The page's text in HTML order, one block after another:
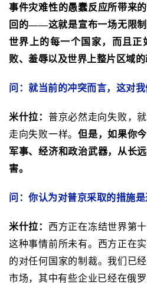
事件灾难性的愚蠢反应所带来
回的——这就是宣布一场无限
世界上的每一个国家，而且正
败、羞辱以及世界上整片区域的
问：就当前的冲突而言，这对我
米什拉： 普京必然走向失败，
走向失败一样。但是，如果你
军事、经济和政治武器，从长
害。
问：你认为对普京采取的措施是
米什拉： 西方正在冻结世界第
这种事情前所未有。西方正在
的对任何国家的制裁。我们已
市场，其中有些企业已经在俄罗